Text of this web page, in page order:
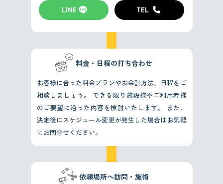
LINE TEL
料金・日程の打ち合わせ
お客様に合った料金プランやお会計方法、日程をご
相談しましょう。
できる限り施設様やご利用者様
のご要望に沿った内容を検討いたします。
また、
決定後にスケジュール変更が発生した場合はお気軽
にお問合せください。
依頼場所へ訪問・施術